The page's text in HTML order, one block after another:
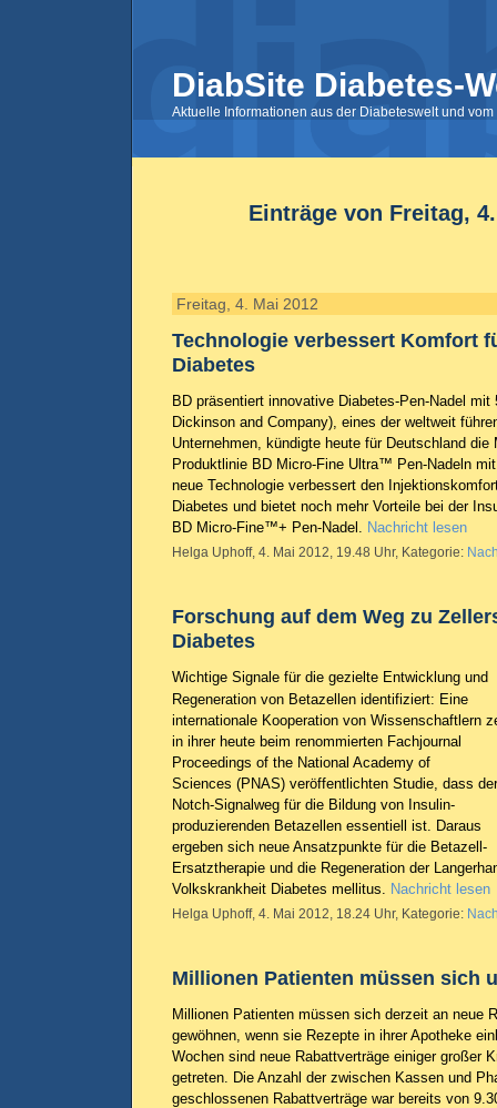
DiabSite Diabetes-
Aktuelle Informationen aus der Diabeteswelt und
Einträge von Freitag,
Freitag, 4. Mai 2012
Technologie verbessert Komfort
Diabetes
BD präsentiert innovative Diabetes-Pen-Nadel
Dickinson and Company), eines der weltweit
Unternehmen, kündigte heute für Deutschland die
Produktlinie BD Micro-Fine Ultra™ Pen-Nadeln
neue Technologie verbessert den
Diabetes und bietet noch mehr Vorteile bei der
BD Micro-Fine™+ Pen-Nadel. Nachricht lesen
Helga Uphoff, 4. Mai 2012, 19.48 Uhr, Kategorie:
Forschung auf dem Weg zu
Diabetes
Wichtige Signale für die gezielte Entwicklung und
Regeneration von Betazellen identifiziert: Eine
internationale Kooperation von Wissenschaftlern
in ihrer heute beim renommierten Fachjournal
Proceedings of the National Academy of
Sciences (PNAS) veröffentlichten Studie, dass der
Notch-Signalweg für die Bildung von Insulin-
produzierenden Betazellen essentiell ist. Daraus
ergeben sich neue Ansatzpunkte für die Betazell-
Ersatztherapie und die Regeneration der
Volkskrankheit Diabetes mellitus. Nachricht lesen
Helga Uphoff, 4. Mai 2012, 18.24 Uhr, Kategorie:
Millionen Patienten müssen sich
Millionen Patienten müssen sich derzeit an neue
gewöhnen, wenn sie Rezepte in ihrer Apotheke
Wochen sind neue Rabattverträge einiger großer
getreten. Die Anzahl der zwischen Kassen und
geschlossenen Rabattverträge war bereits von